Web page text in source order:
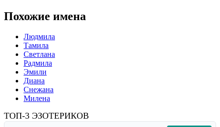
Похожие имена
Людмила
Тамила
Светлана
Радмила
Эмили
Диана
Снежана
Милена
ТОП-3 ЭЗОТЕРИКОВ